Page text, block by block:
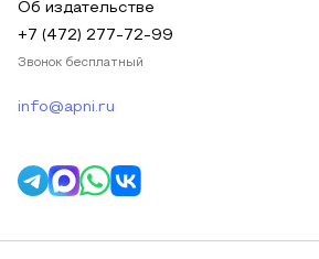
Об издательстве
+7 (472) 277-72-99
Звонок бесплатный
info@apni.ru